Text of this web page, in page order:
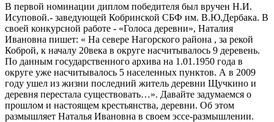
В первой номинации диплом победителя был вручен Н.И.
Исуповой.- заведующей Кобринской СБФ им. В.Ю.Дербака. В
своей конкурсной работе - «Голоса деревни», Наталия
Ивановна пишет: « На севере Нагорского района , за рекой
Коброй, к началу 20века в округе насчитывалось 9 деревень.
По данным государственного архива на 1.01.1950 года в
округе уже насчитывалось 5 населенных пунктов. А в 2009
году ушел из жизни последний житель деревни Щучкино и
деревня перестала существовать…». Давайте задумаемся о
прошлом и настоящем крестьянства, деревни. Об этом
размышляет Наталья Ивановна в своем эссе-размышлении.